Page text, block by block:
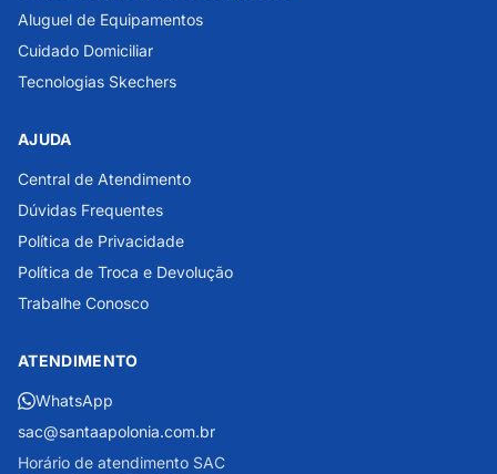
Aluguel de Equipamentos
Cuidado Domiciliar
Tecnologias Skechers
AJUDA
Central de Atendimento
Dúvidas Frequentes
Política de Privacidade
Política de Troca e Devolução
Trabalhe Conosco
ATENDIMENTO
WhatsApp
sac@santaapolonia.com.br
Horário de atendimento SAC